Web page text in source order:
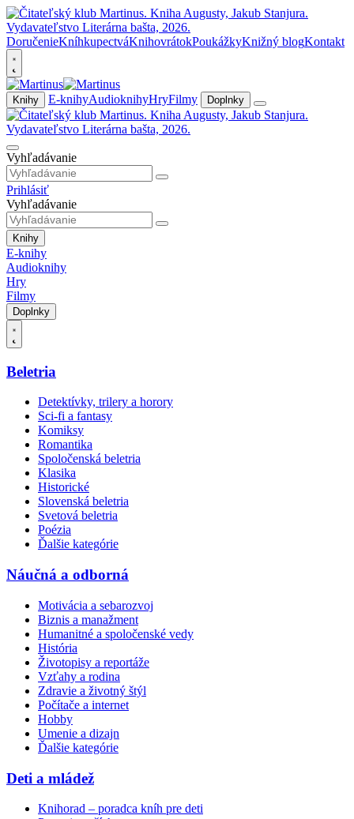
DoručenieKníhkupectváKnihovrátokPoukážkyKnižný blogKontakt
Knihy E-knihyAudioknihyHryFilmy Doplnky
Vyhľadávanie
Prihlásiť
Vyhľadávanie
Knihy
E-knihy
Audioknihy
Hry
Filmy
Doplnky
Beletria
Detektívky, trilery a horory
Sci-fi a fantasy
Komiksy
Romantika
Spoločenská beletria
Klasika
Historické
Slovenská beletria
Svetová beletria
Poézia
Ďalšie kategórie
Náučná a odborná
Motivácia a sebarozvoj
Biznis a manažment
Humanitné a spoločenské vedy
História
Životopisy a reportáže
Vzťahy a rodina
Zdravie a životný štýl
Počítače a internet
Hobby
Umenie a dizajn
Ďalšie kategórie
Deti a mládež
Knihorad – poradca kníh pre deti